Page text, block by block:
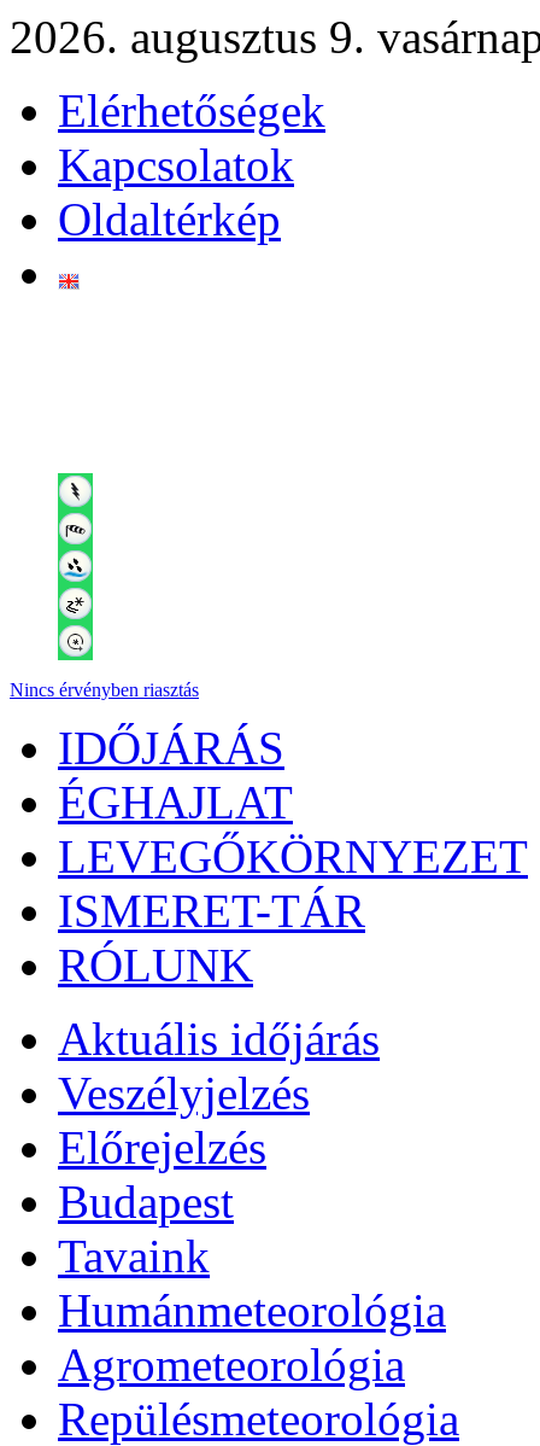
2026. augusztus 9.
Elérhetőségek
Kapcsolatok
Oldaltérkép
Nincs érvényben riasztás
IDŐJÁRÁS
ÉGHAJLAT
LEVEGŐKÖRNYEZET
ISMERET-TÁR
RÓLUNK
Aktuális időjárás
Veszélyjelzés
Előrejelzés
Budapest
Tavaink
Humánmeteorológia
Agrometeorológia
Repülésmeteorológia